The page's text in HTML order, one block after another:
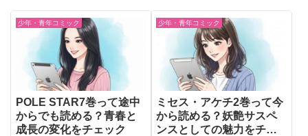
少年・青年コミック
POLE STAR7巻って途中
からでも読める？青春と
成長の変化をチェック
少年・青年コミック
ミセス・アケチ2巻って今
から読める？妖艶サスペ
ンスとしての魅力をチェ